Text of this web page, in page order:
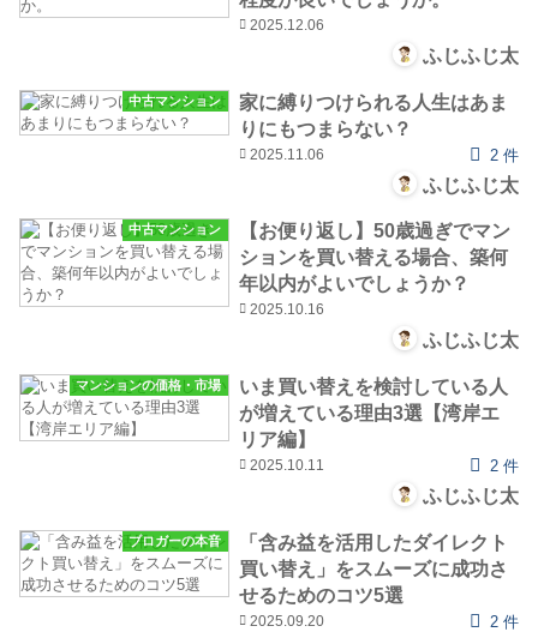
2025.12.06
ふじふじ太
中古マンション
家に縛りつけられる人生はあま
りにもつまらない？
2025.11.06 2 件
ふじふじ太
中古マンション
【お便り返し】50歳過ぎでマン
ションを買い替える場合、築何
年以内がよいでしょうか？
2025.10.16
ふじふじ太
マンションの価格・市場
いま買い替えを検討している人
が増えている理由3選【湾岸エ
リア編】
2025.10.11 2 件
ふじふじ太
ブロガーの本音
「含み益を活用したダイレクト
買い替え」をスムーズに成功さ
せるためのコツ5選
2025.09.20 2 件